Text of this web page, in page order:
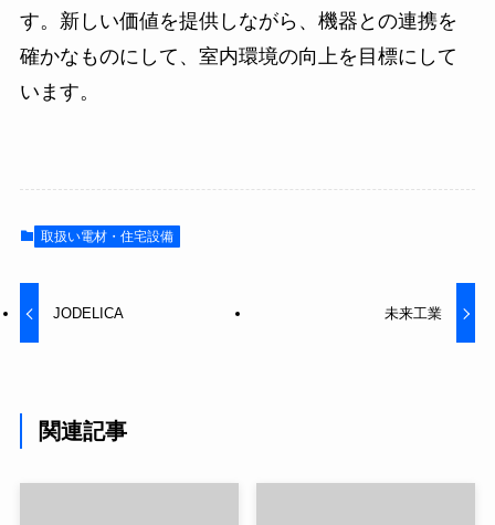
す。新しい価値を提供しながら、機器との連携を
確かなものにして、室内環境の向上を目標にして
います。
取扱い電材・住宅設備
JODELICA 未来工業
関連記事